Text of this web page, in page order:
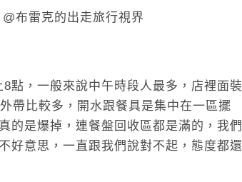
點，一般來說中午時段人最多，店裡面裝
帶比較多，開水跟餐具是集中在一區擺
的是爆掉，連餐盤回收區都是滿的，我們
好意思，一直跟我們說對不起，態度都還